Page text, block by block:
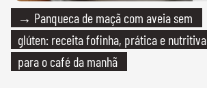
→ Panqueca de maçã com aveia sem
glúten: receita fofinha, prática e nutritiva
para o café da manhã